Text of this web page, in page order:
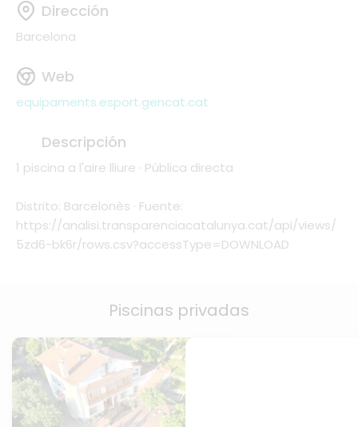
Dirección
Barcelona
Web
equipaments.esport.gencat.cat
Descripción
1 piscina a l'aire lliure · Pública directa
Distrito: Barcelonès · Fuente:
https://analisi.transparenciacatalunya.cat/api/views/
5zd6-bk6r/rows.csv?accessType=DOWNLOAD
Piscinas privadas